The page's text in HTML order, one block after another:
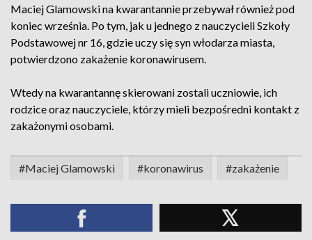
Maciej Glamowski na kwarantannie przebywał również pod
koniec września. Po tym, jak u jednego z nauczycieli Szkoły
Podstawowej nr 16, gdzie uczy się syn włodarza miasta,
potwierdzono zakażenie koronawirusem.
Wtedy na kwarantannę skierowani zostali uczniowie, ich
rodzice oraz nauczyciele, którzy mieli bezpośredni kontakt z
zakażonymi osobami.
#Maciej Glamowski #koronawirus #zakażenie